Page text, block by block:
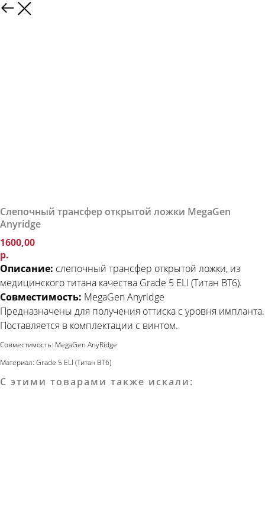
Слепочный трансфер открытой ложки MegaGen
Anyridge
1600,00
р.
Описание: слепочный трансфер открытой ложки, из
медицинского титана качества Grade 5 ELI (Титан ВТ6).
Совместимость: MegaGen Anyridge
Предназначены для получения оттиска с уровня импланта.
Поставляется в комплектации с винтом.
Совместимость: MegaGen AnyRidge
Материал: Grade 5 ELI (Титан ВТ6)
С этими товарами также искали: